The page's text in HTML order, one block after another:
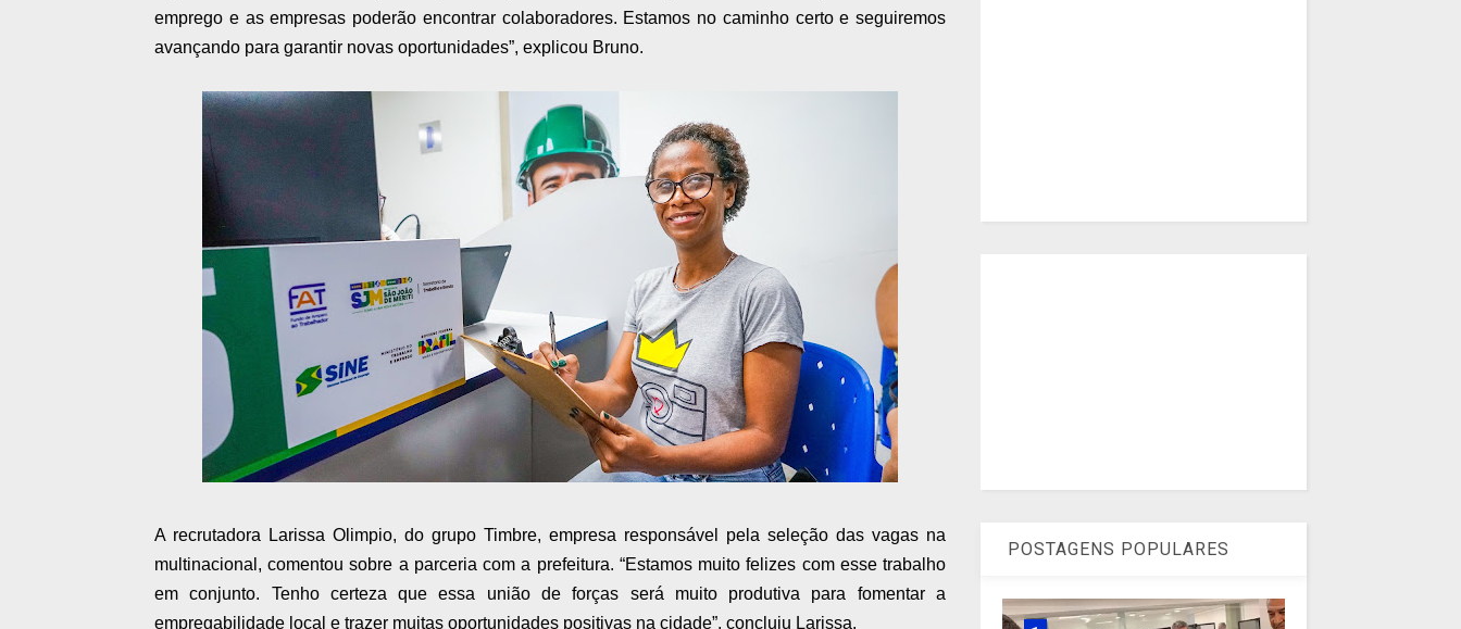
emprego e as empresas poderão encontrar colaboradores. Estamos no caminho certo e seguiremos
avançando para garantir novas oportunidades”, explicou Bruno.
A recrutadora Larissa Olimpio, do grupo Timbre, empresa responsável pela seleção das vagas na
multinacional, comentou sobre a parceria com a prefeitura. “Estamos muito felizes com esse trabalho
em conjunto. Tenho certeza que essa união de forças será muito produtiva para fomentar a
empregabilidade local e trazer muitas oportunidades positivas na cidade”, concluiu Larissa.
POSTAGENS POPULARES